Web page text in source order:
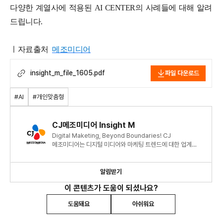
다양한 계열사에 적용된 AI CENTER의 사례들에 대해 알려
드립니다.
ㅣ자료출처 메조미디어
insight_m_file_1605.pdf 파일 다운로드
#AI #개인맞춤형
CJ메조미디어 Insight M
Digital Maketing, Beyond Boundaries! CJ
메조미디어는 디지털 미디어와 마케팅 트렌드에 대한 업계
알림받기
이 콘텐츠가 도움이 되셨나요?
도움돼요 아쉬워요